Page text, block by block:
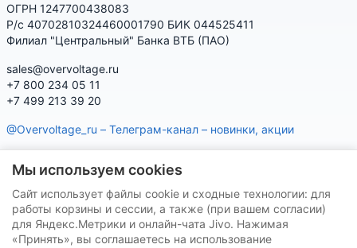
ОГРН 1247700438083
Р/с 40702810324460001790 БИК 044525411
Филиал "Центральный" Банка ВТБ (ПАО)
sales@overvoltage.ru
+7 800 234 05 11
+7 499 213 39 20
@Overvoltage_ru – Телеграм-канал – новинки, акции
характеристики, наличие, подбор
Нашу продукцию Вы можете приобрести на маркетплейсах
Мы используем cookies
Сайт использует файлы cookie и сходные технологии: для
работы корзины и сессии, а также (при вашем согласии)
для Яндекс.Метрики и онлайн-чата Jivo. Нажимая
«Принять», вы соглашаетесь на использование